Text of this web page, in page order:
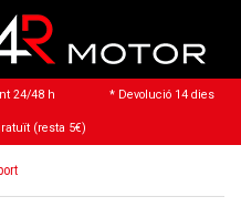
24/48 h * Devolució 14 dies
(resta 5€)